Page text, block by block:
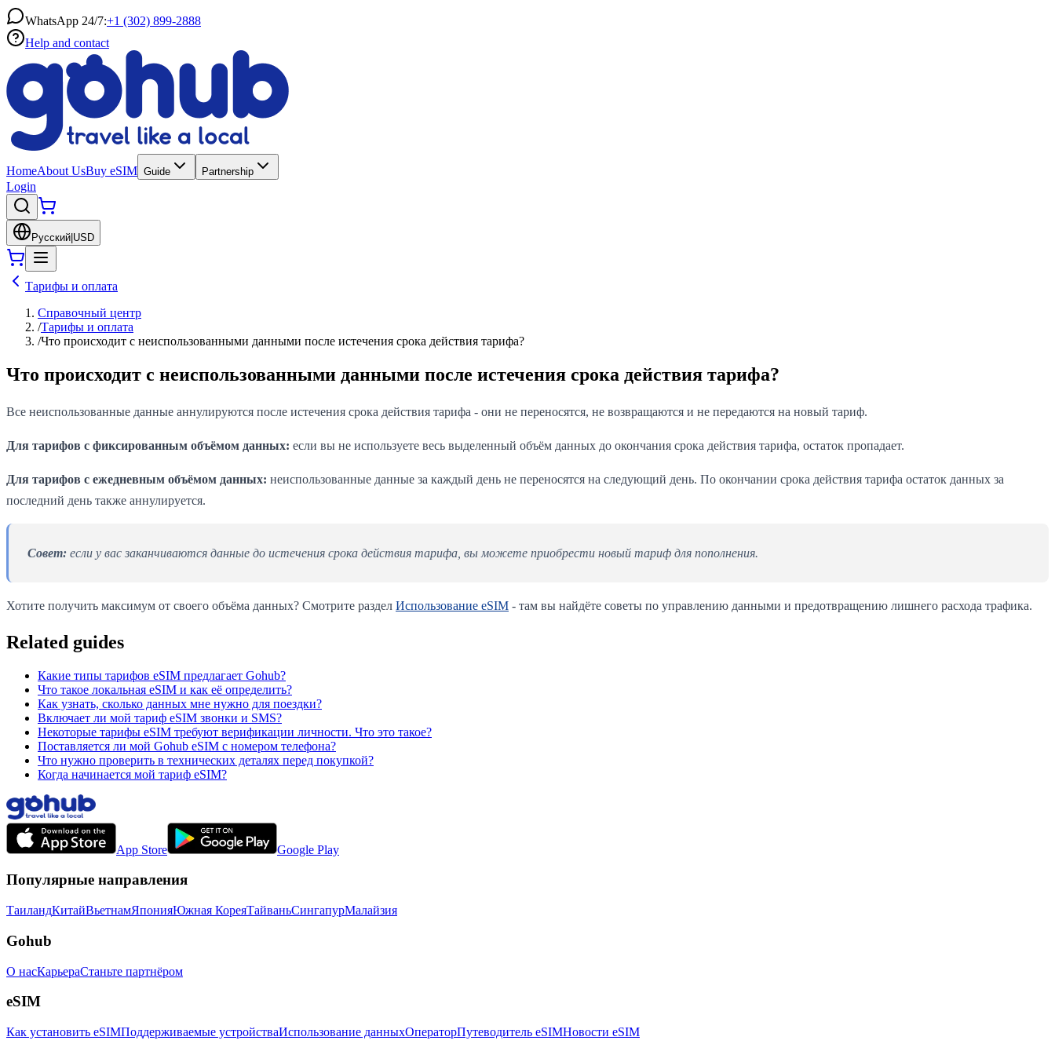
WhatsApp 24/7:+1 (302) 899-2888
Help and contact
HomeAbout UsBuy eSIM Guide Partnership
Login
Русский USD
Тарифы и оплата
Справочный центр
/Тарифы и оплата
/Что происходит с неиспользованными данными после истечения срока действия тарифа?
Что происходит с неиспользованными данными после истечения срока действия тарифа?
Все неиспользованные данные аннулируются после истечения срока действия тарифа - они не переносятся, не возвращаются и не передаются на новый тариф.
Для тарифов с фиксированным объёмом данных: если вы не используете весь выделенный объём данных до окончания срока действия тарифа, остаток пропадает.
Для тарифов с ежедневным объёмом данных: неиспользованные данные за каждый день не переносятся на следующий день. По окончании срока действия тарифа остаток данных за
последний день также аннулируется.
Совет: если у вас заканчиваются данные до истечения срока действия тарифа, вы можете приобрести новый тариф для пополнения.
Хотите получить максимум от своего объёма данных? Смотрите раздел Использование eSIM - там вы найдёте советы по управлению данными и предотвращению лишнего расхода трафика.
Related guides
Какие типы тарифов eSIM предлагает Gohub?
Что такое локальная eSIM и как её определить?
Как узнать, сколько данных мне нужно для поездки?
Включает ли мой тариф eSIM звонки и SMS?
Некоторые тарифы eSIM требуют верификации личности. Что это такое?
Поставляется ли мой Gohub eSIM с номером телефона?
Что нужно проверить в технических деталях перед покупкой?
Когда начинается мой тариф eSIM?
App Store Google Play
Популярные направления
ТаиландКитайВьетнамЯпонияЮжная КореяТайваньСингапурМалайзия
Gohub
О насКарьераСтаньте партнёром
eSIM
Как установить eSIMПоддерживаемые устройстваИспользование данныхОператорПутеводитель eSIMНовости eSIM